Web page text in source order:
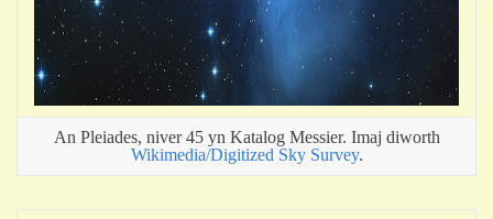
An Pleiades, niver 45 yn Katalog Messier. Imaj diworth
Wikimedia/Digitized Sky Survey.